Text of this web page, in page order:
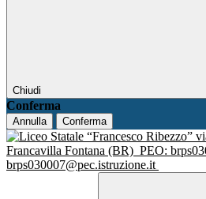
Chiudi
Conferma
Annulla Conferma
Francavilla Fontana (BR) PEO:
brps030007@pec.istruzione.it